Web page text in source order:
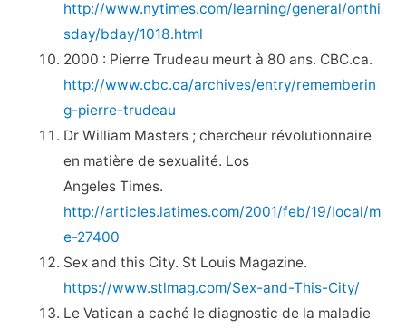
http://www.nytimes.com/learning/general/onthi
sday/bday/1018.html
2000 : Pierre Trudeau meurt à 80 ans. CBC.ca.
http://www.cbc.ca/archives/entry/rememberin
g-pierre-trudeau
Dr William Masters ; chercheur révolutionnaire
en matière de sexualité. Los
Angeles Times.
http://articles.latimes.com/2001/feb/19/local/m
e-27400
Sex and this City. St Louis Magazine.
https://www.stlmag.com/Sex-and-This-City/
Le Vatican a caché le diagnostic de la maladie